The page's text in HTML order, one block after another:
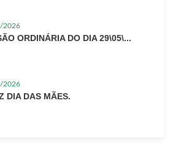
2026
ORDINÁRIA DO DIA 29\05\...
2026
DIA DAS MÃES.